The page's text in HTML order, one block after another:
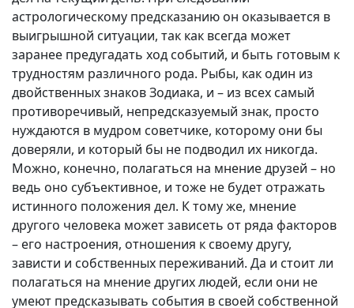
астрологическому предсказанию он оказывается в
выигрышной ситуации, так как всегда может
заранее предугадать ход событий, и быть готовым к
трудностям различного рода. Рыбы, как один из
двойственных знаков Зодиака, и – из всех самый
противоречивый, непредсказуемый знак, просто
нуждаются в мудром советчике, которому они бы
доверяли, и который бы не подводил их никогда.
Можно, конечно, полагаться на мнение друзей – но
ведь оно субъективное, и тоже не будет отражать
истинного положения дел. К тому же, мнение
другого человека может зависеть от ряда факторов
– его настроения, отношения к своему другу,
зависти и собственных переживаний. Да и стоит ли
полагаться на мнение других людей, если они не
умеют предсказывать события в своей собственной